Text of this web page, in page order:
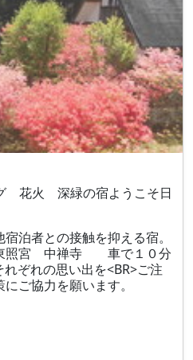
花火 深緑の宿ようこそ日
泊者との接触を抑える宿。
東照宮 中禅寺 車で１０分
ぞれの思い出を<BR>ご注
ご協力を願います。